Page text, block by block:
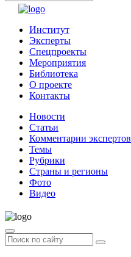
Институт
Эксперты
Спецпроекты
Мероприятия
Библиотека
О проекте
Контакты
Новости
Статьи
Комментарии экспертов
Темы
Рубрики
Страны и регионы
Фото
Видео